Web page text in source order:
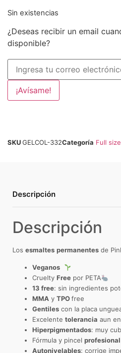
Sin existencias
¿Deseas recibir un email
disponible?
¡Avísame!
SKUGELCOL-332Categoría Full
Descripción
Descripción
Los esmaltes permanentes de
Veganos
Cruelty Free por PETA
13 free: sin ingredientes
MMA y TPOfree
Gentiles con la placa
Excelente tolerancia aun
Hiperpigmentados: muy
Fórmula y pincel profesional
Autonivelables: corrige